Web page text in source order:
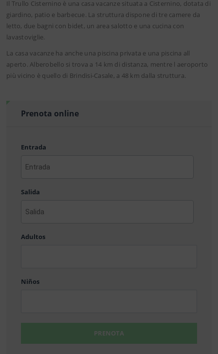
Il Trullo Cisternino è una casa vacanze situata a Cisternino, dotata di
giardino, patio e barbecue. La struttura dispone di tre camere da
letto, due bagni con bidet, un area salotto e una cucina con
lavastoviglie.
La casa vacanze ha anche una piscina privata e una piscina all
aperto. Alberobello si trova a 14 km di distanza, mentre l aeroporto
più vicino è quello di Brindisi-Casale, a 48 km dalla struttura.
Prenota online
Entrada
AAAA
MM
DD
Salida
AAAA
MM
Adultos
Niños
PRENOTA